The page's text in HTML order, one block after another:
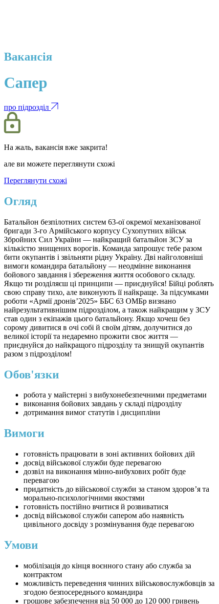
Вакансія
Сапер
про підрозділ
На жаль, вакансія вже закрита!
але ви можете переглянути схожі
Переглянути схожі
Огляд
Батальйон безпілотних систем 63-ої окремої механізованої
бригади 3-го Армійського корпусу Сухопутних військ
Збройних Сил України — найкращий батальйон ЗСУ за
кількістю знищених ворогів. Команда запрошує тебе разом
бити окупантів і звільняти рідну Україну. Дві найголовніші
вимоги командира батальйону — неодмінне виконання
бойового завдання і збереження життя особового складу.
Якщо ти розділяєш ці принципи — приєднуйся! Бійці роблять
свою справу тихо, але виконують її найкраще. За підсумками
роботи «Армії дронів’2025» ББС 63 ОМБр визнано
найрезультативнішим підрозділом, а також найкращим у ЗСУ
став один з екіпажів цього батальйону. Якщо хочеш без
сорому дивитися в очі собі й своїм дітям, долучитися до
великої історії та недаремно прожити своє життя —
приєднуйся до найкращого підрозділу та знищуй окупантів
разом з підрозділом!
Обов'язки
робота у майстерні з вибухонебезпечними предметами
виконання бойових завдань у складі підрозділу
дотримання вимог статутів і дисципліни
Вимоги
готовність працювати в зоні активних бойових дій
досвід військової служби буде перевагою
дозвіл на виконання мінно-вибухових робіт буде
перевагою
придатність до військової служби за станом здоров’я та
морально-психологічними якостями
готовність постійно вчитися й розвиватися
досвід військової служби сапером або наявність
цивільного досвіду з розмінування буде перевагою
Умови
мобілізація до кінця воєнного стану або служба за
контрактом
можливість переведення чинних військовослужбовців за
згодою безпосереднього командира
грошове забезпечення від 50 000 до 120 000 гривень